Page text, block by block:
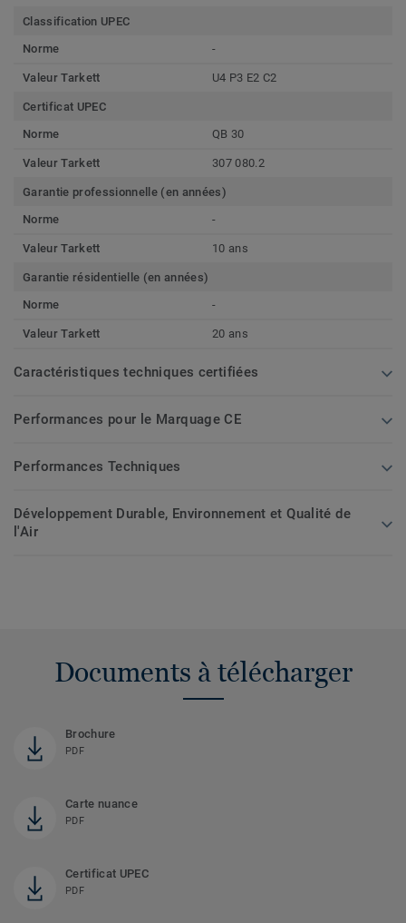
Classification UPEC
Norme
-
Valeur Tarkett U4 P3 E2 C2
Certificat UPEC
Norme
QB 30
Valeur Tarkett 307 080.2
Garantie professionnelle (en années)
Norme
-
Valeur Tarkett 10 ans
Garantie résidentielle (en années)
Norme
-
Valeur Tarkett 20 ans
Caractéristiques techniques certifiées
Performances pour le Marquage CE
Performances Techniques
Développement Durable, Environnement et Qualité de
l'Air
Documents à télécharger
Brochure
PDF
Carte nuance
PDF
Certificat UPEC
PDF